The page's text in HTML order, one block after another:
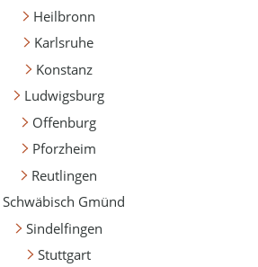
Heilbronn
Karlsruhe
Konstanz
Ludwigsburg
Offenburg
Pforzheim
Reutlingen
Schwäbisch Gmünd
Sindelfingen
Stuttgart